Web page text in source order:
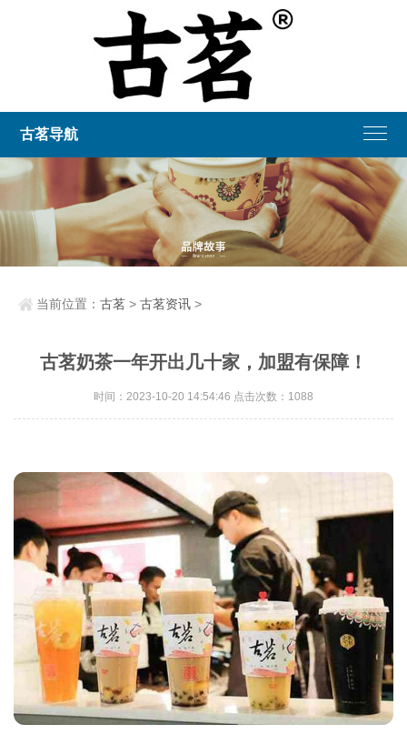
古茗导航
当前位置：古茗 >古茗资讯 >
古茗奶茶一年开出几十家，加盟有保障！
时间：2023-10-20 14:54:46 点击次数：1088